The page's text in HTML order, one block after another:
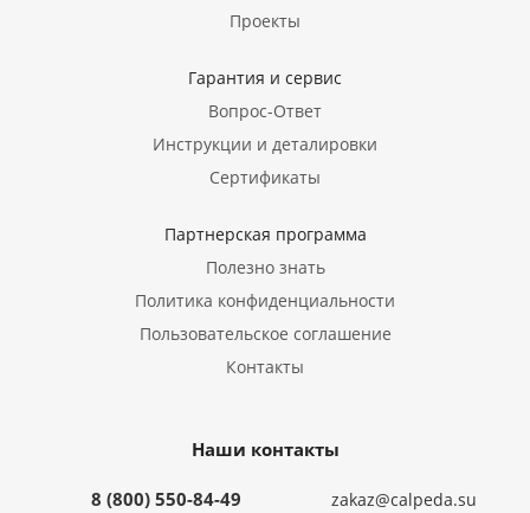
Проекты
Гарантия и сервис
Вопрос-Ответ
Инструкции и деталировки
Сертификаты
Партнерская программа
Полезно знать
Политика конфиденциальности
Пользовательское соглашение
Контакты
Наши контакты
8 (800) 550-84-49 zakaz@calpeda.su